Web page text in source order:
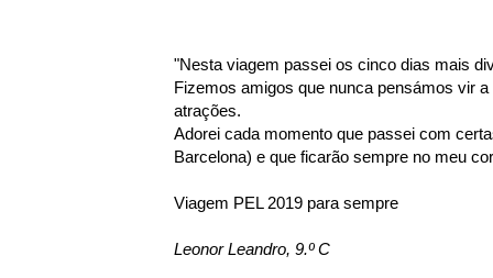
"Nesta viagem passei os cinco dias mais
Fizemos amigos que nunca pensámos vir
atrações.
Adorei cada momento que passei com
Barcelona) e que ficarão sempre no meu
Viagem PEL 2019 para sempre
Leonor Leandro, 9.º C